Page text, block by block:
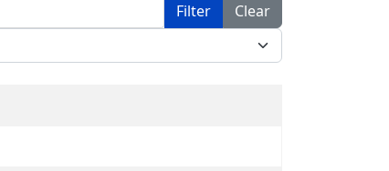
Filter
Clear